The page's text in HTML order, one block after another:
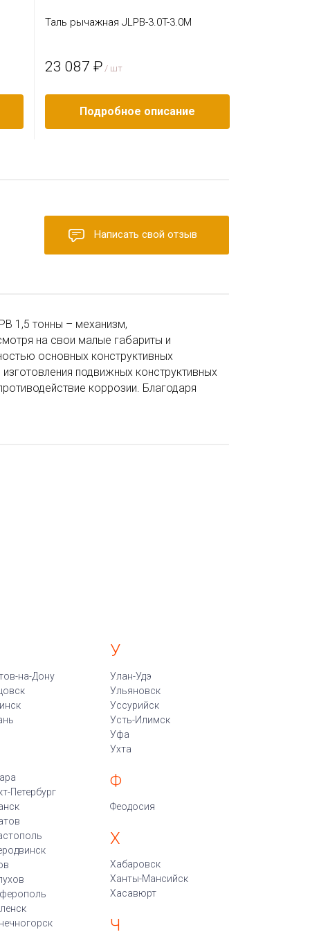
Таль рычажная JLPB-3.0T-3.0M
23 087 ₽ / шт
Подробное описание
Написать свой отзыв
1,5 тонны – механизм,
на свои малые габариты и
основных конструктивных
подвижных конструктивных
коррозии. Благодаря
на-Дону
Петербург
У
Улан-Удэ
Ульяновск
Уссурийск
Усть-Илимск
Уфа
Ухта
Ф
Феодосия
Х
Хабаровск
Ханты-Мансийск
Хасавюрт
Ч